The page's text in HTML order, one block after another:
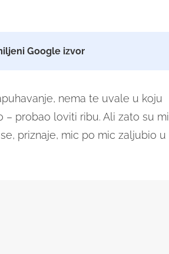
Google izvor
nema te uvale u koju
– probao loviti ribu. Ali zato su mi
priznaje, mic po mic zaljubio u